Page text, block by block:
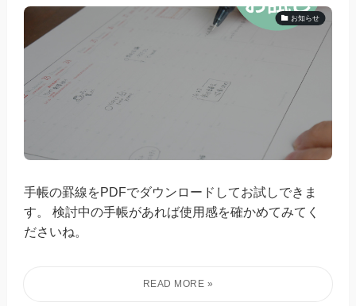
お知らせ
手帳の罫線をPDFでダウンロードしてお試しできま
す。 検討中の手帳があれば使用感を確かめてみてく
ださいね。